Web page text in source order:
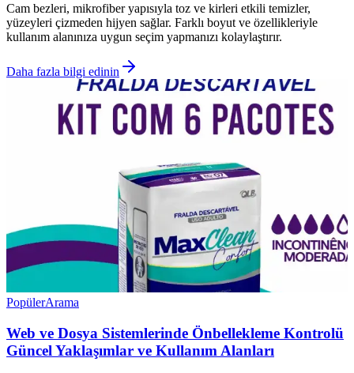
Cam bezleri, mikrofiber yapısıyla toz ve kirleri etkili temizler,
yüzeyleri çizmeden hijyen sağlar. Farklı boyut ve özellikleriyle
kullanım alanınıza uygun seçim yapmanızı kolaylaştırır.
Daha fazla bilgi edinin
PopülerArama
Web ve Dosya Sistemlerinde Önbellekleme Kontrolü
Güncel Yaklaşımlar ve Kullanım Alanları